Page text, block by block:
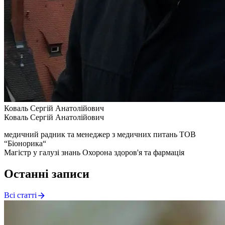
Коваль Сергій Анатолійович
Коваль Сергій Анатолійович
медичний радник та менеджер з медичних питань ТОВ
“Біонорика“
Магістр у галузі знань Охорона здоров'я та фармація
Останні записи
Всі статті